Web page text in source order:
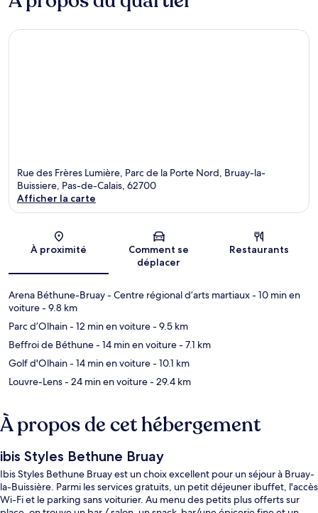
Rue des Frères Lumière, Parc de la Porte Nord, Bruay-la-
Buissiere, Pas-de-Calais, 62700
Afficher la carte
À proximité
Comment se
déplacer
Restaurants
Arena Béthune-Bruay - Centre régional d’arts martiaux- 10 min en
voiture- 9.8 km
Parc d’Olhain- 12 min en voiture- 9.5 km
Beffroi de Béthune- 14 min en voiture- 7.1 km
Golf d'Olhain- 14 min en voiture- 10.1 km
Louvre-Lens- 24 min en voiture- 29.4 km
À propos de cet hébergement
ibis Styles Bethune Bruay
Ibis Styles Bethune Bruay est un choix excellent pour un séjour à Bruay-
la-Buissière. Parmi les services gratuits, un petit déjeuner ibuffet, l'accès
Wi-Fi et le parking sans voiturier. Au menu des petits plus offerts sur